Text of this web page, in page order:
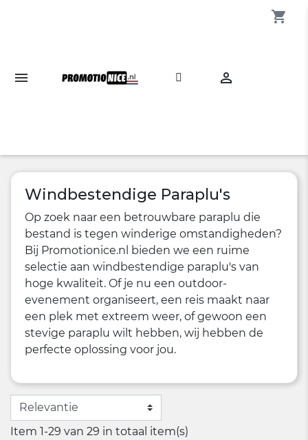

shopping_cart
Windbestendige Paraplu's
Op zoek naar een betrouwbare paraplu die
bestand is tegen winderige omstandigheden?
Bij Promotionice.nl bieden we een ruime
selectie aan windbestendige paraplu's van
hoge kwaliteit. Of je nu een outdoor-
evenement organiseert, een reis maakt naar
een plek met extreem weer, of gewoon een
stevige paraplu wilt hebben, wij hebben de
perfecte oplossing voor jou.
Item 1-29 van 29 in totaal item(s)